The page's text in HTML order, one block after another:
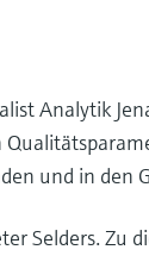
Analytik
und in den
Selders.